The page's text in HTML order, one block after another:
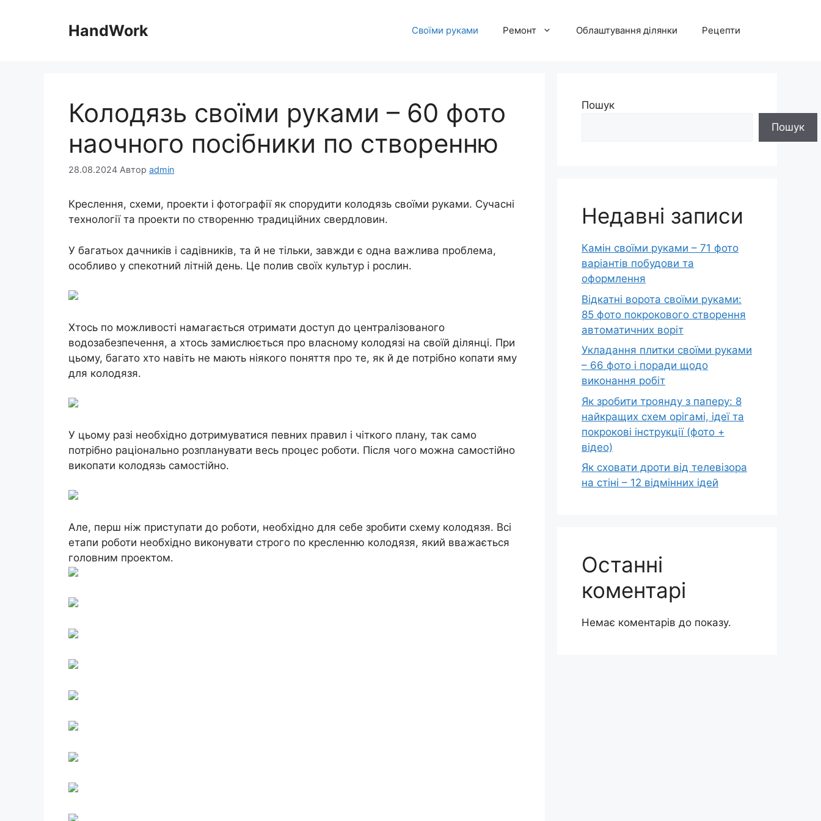
HandWork Своїми руками Ремонт Облаштування ділянки Рецепти
Колодязь своїми руками – 60 фото
наочного посібники по створенню
28.08.2024 Автор admin
Креслення, схеми, проекти і фотографії як спорудити колодязь своїми руками. Сучасні
технології та проекти по створенню традиційних свердловин.
У багатьох дачників і садівників, та й не тільки, завжди є одна важлива проблема,
особливо у спекотний літній день. Це полив своїх культур і рослин.
Хтось по можливості намагається отримати доступ до централізованого
водозабезпечення, а хтось замислюється про власному колодязі на своїй ділянці. При
цьому, багато хто навіть не мають ніякого поняття про те, як й де потрібно копати яму
для колодязя.
У цьому разі необхідно дотримуватися певних правил і чіткого плану, так само
потрібно раціонально розпланувати весь процес роботи. Після чого можна самостійно
викопати колодязь самостійно.
Але, перш ніж приступати до роботи, необхідно для себе зробити схему колодязя. Всі
етапи роботи необхідно виконувати строго по кресленню колодязя, який вважається
головним проектом.
Пошук
Пошук
Недавні записи
Камін своїми руками – 71 фото
варіантів побудови та
оформлення
Відкатні ворота своїми руками:
85 фото покрокового створення
автоматичних воріт
Укладання плитки своїми руками
– 66 фото і поради щодо
виконання робіт
Як зробити троянду з паперу: 8
найкращих схем орігамі, ідеї та
покрокові інструкції (фото +
відео)
Як сховати дроти від телевізора
на стіні – 12 відмінних ідей
Останні
коментарі
Немає коментарів до показу.